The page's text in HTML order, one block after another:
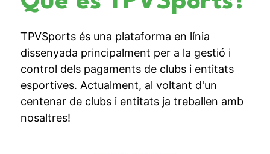
TPVSports és una plataforma en línia
dissenyada principalment per a la gestió i
control dels pagaments de clubs i entitats
esportives. Actualment, al voltant d'un
centenar de clubs i entitats ja treballen amb
nosaltres!